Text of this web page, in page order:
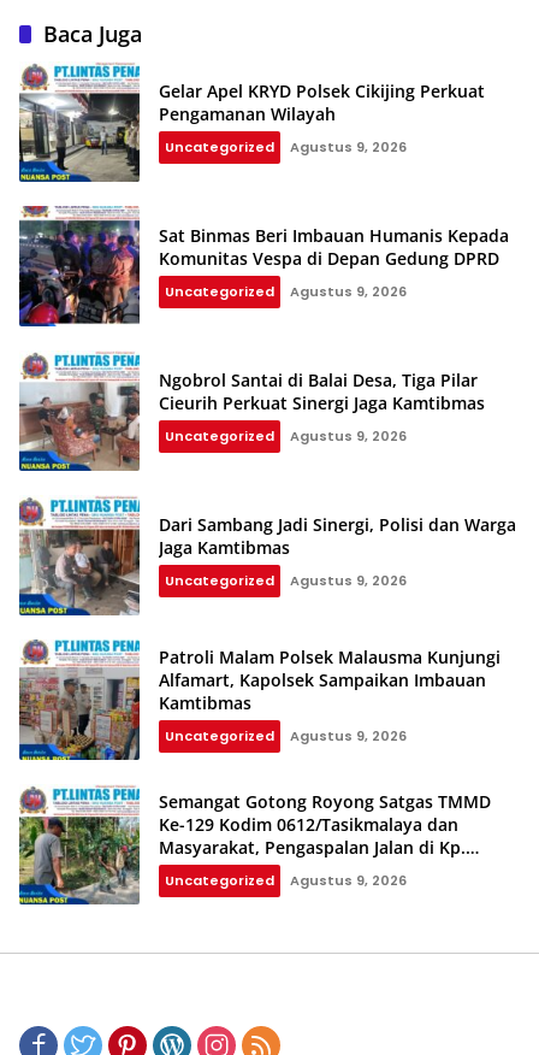
Baca Juga
Gelar Apel KRYD Polsek Cikijing Perkuat
Pengamanan Wilayah
Uncategorized Agustus 9, 2026
Sat Binmas Beri Imbauan Humanis Kepada
Komunitas Vespa di Depan Gedung DPRD
Uncategorized Agustus 9, 2026
Ngobrol Santai di Balai Desa, Tiga Pilar
Cieurih Perkuat Sinergi Jaga Kamtibmas
Uncategorized Agustus 9, 2026
Dari Sambang Jadi Sinergi, Polisi dan Warga
Jaga Kamtibmas
Uncategorized Agustus 9, 2026
Patroli Malam Polsek Malausma Kunjungi
Alfamart, Kapolsek Sampaikan Imbauan
Kamtibmas
Uncategorized Agustus 9, 2026
Semangat Gotong Royong Satgas TMMD
Ke-129 Kodim 0612/Tasikmalaya dan
Masyarakat, Pengaspalan Jalan di Kp.
Cilintung Berjalan Lancar
Uncategorized Agustus 9, 2026